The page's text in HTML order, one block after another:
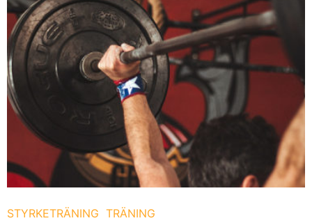
STYRKETRÄNING TRÄNING